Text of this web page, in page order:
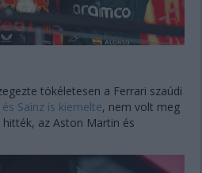
tökéletesen a Ferrari szaúdi
és Sainz is kiemelte, nem volt meg
az Aston Martin és